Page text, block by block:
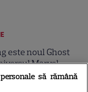
este noul Ghost
Marvel.
la Comic-Con i-
să rămână